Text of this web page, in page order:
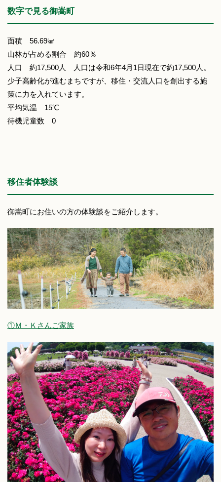
数字で見る御嵩町
面積 56.69㎢
山林が占める割合 約60％
人口 約17,500人 人口は令和6年4月1日現在で約17,500人。
少子高齢化が進むまちですが、移住・交流人口を創出する施
策に力を入れています。
平均気温 15℃
待機児童数 0
移住者体験談
御嵩町にお住いの方の体験談をご紹介します。
①Ｍ・Ｋさんご家族